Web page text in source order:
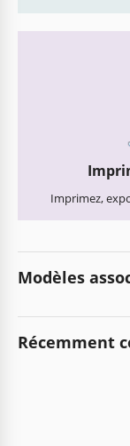
Imprimez,
Modèles
Récemment